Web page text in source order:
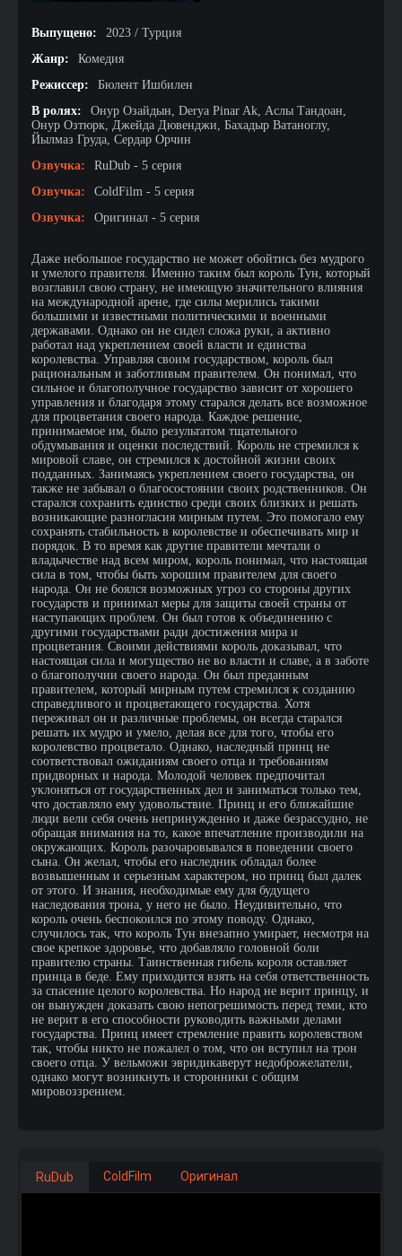
Выпущено:
2023 / Турция
Жанр:
Комедия
Режиссер:
Бюлент Ишбилен
В ролях:
Онур Озайдын, Derya Pinar Ak, Аслы Тандоан,
Онур Озтюрк, Джейда Дювенджи, Бахадыр Ватаноглу,
Йылмаз Груда, Сердар Орчин
Озвучка:
RuDub - 5 серия
Озвучка:
ColdFilm - 5 серия
Озвучка:
Оригинал - 5 серия
Даже небольшое государство не может обойтись без мудрого
и умелого правителя. Именно таким был король Тун, который
возглавил свою страну, не имеющую значительного влияния
на международной арене, где силы мерились такими
большими и известными политическими и военными
державами. Однако он не сидел сложа руки, а активно
работал над укреплением своей власти и единства
королевства. Управляя своим государством, король был
рациональным и заботливым правителем. Он понимал, что
сильное и благополучное государство зависит от хорошего
управления и благодаря этому старался делать все возможное
для процветания своего народа. Каждое решение,
принимаемое им, было результатом тщательного
обдумывания и оценки последствий. Король не стремился к
мировой славе, он стремился к достойной жизни своих
подданных. Занимаясь укреплением своего государства, он
также не забывал о благосостоянии своих родственников. Он
старался сохранить единство среди своих близких и решать
возникающие разногласия мирным путем. Это помогало ему
сохранять стабильность в королевстве и обеспечивать мир и
порядок. В то время как другие правители мечтали о
владычестве над всем миром, король понимал, что настоящая
сила в том, чтобы быть хорошим правителем для своего
народа. Он не боялся возможных угроз со стороны других
государств и принимал меры для защиты своей страны от
наступающих проблем. Он был готов к объединению с
другими государствами ради достижения мира и
процветания. Своими действиями король доказывал, что
настоящая сила и могущество не во власти и славе, а в заботе
о благополучии своего народа. Он был преданным
правителем, который мирным путем стремился к созданию
справедливого и процветающего государства. Хотя
переживал он и различные проблемы, он всегда старался
решать их мудро и умело, делая все для того, чтобы его
королевство процветало. Однако, наследный принц не
соответствовал ожиданиям своего отца и требованиям
придворных и народа. Молодой человек предпочитал
уклоняться от государственных дел и заниматься только тем,
что доставляло ему удовольствие. Принц и его ближайшие
люди вели себя очень непринужденно и даже безрассудно, не
обращая внимания на то, какое впечатление производили на
окружающих. Король разочаровывался в поведении своего
сына. Он желал, чтобы его наследник обладал более
возвышенным и серьезным характером, но принц был далек
от этого. И знания, необходимые ему для будущего
наследования трона, у него не было. Неудивительно, что
король очень беспокоился по этому поводу. Однако,
случилось так, что король Тун внезапно умирает, несмотря на
свое крепкое здоровье, что добавляло головной боли
правителю страны. Таинственная гибель короля оставляет
принца в беде. Ему приходится взять на себя ответственность
за спасение целого королевства. Но народ не верит принцу, и
он вынужден доказать свою непогрешимость перед теми, кто
не верит в его способности руководить важными делами
государства. Принц имеет стремление править королевством
так, чтобы никто не пожалел о том, что он вступил на трон
своего отца. У вельможи эвридикаверут недоброжелатели,
однако могут возникнуть и сторонники с общим
мировоззрением.
RuDub ColdFilm Оригинал